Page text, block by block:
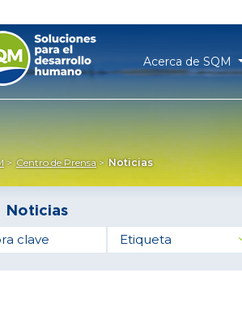
Acerca de SQM
Centro de Prensa Noticias
Noticias
clave
Etiqueta